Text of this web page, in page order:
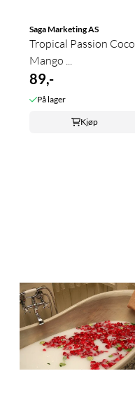
Saga Marketing AS
Tropical Passion Coco
Mango ...
89,-
På lager
Kjøp